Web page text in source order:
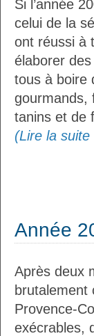
Si l’année
celui de la
ont réussi à
élaborer
tous à boire
gourmands,
tanins et de
(Lire la
Année
Après deux
brutalement
Provence-
exécrables,